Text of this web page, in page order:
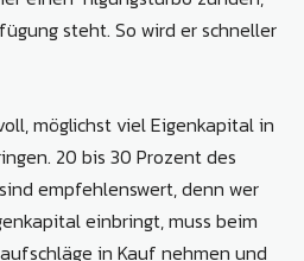
steht. So wird er schneller
möglichst viel Eigenkapital in
20 bis 30 Prozent des
empfehlenswert, denn wer
einbringt, muss beim
in Kauf nehmen und